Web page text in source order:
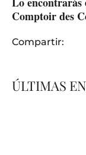
Comptoir des
Compartir:
ÚLTIMAS